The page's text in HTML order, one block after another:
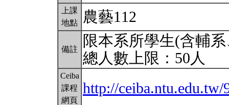
上課
地點
農藝112
備註
限本系所學生(含輔
總人數上限：50人
Ceiba
課程
網頁
http://ceiba.ntu.edu.tw/